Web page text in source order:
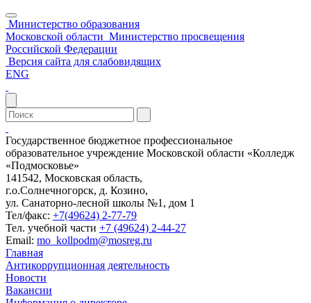
Министерство образования
Московской области Министерство просвещения
Российской Федерации
Версия сайта для слабовидящих
ENG
Государственное бюджетное профессиональное
образовательное учреждение Московской области «Колледж
«Подмосковье»
141542, Московская область,
г.о.Солнечногорск, д. Козино,
ул. Санаторно-лесной школы №1, дом 1
Тел/факс: +7(49624) 2-77-79
Тел. учебной части +7 (49624) 2-44-27
Email: mo_kollpodm@mosreg.ru
Главная
Антикоррупционная деятельность
Новости
Вакансии